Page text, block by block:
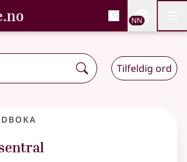
, Bokmålsordboka og
NN
Tilfeldig ord